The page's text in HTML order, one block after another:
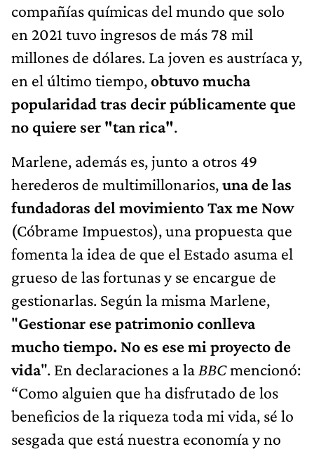
compañías químicas del mundo que solo
en 2021 tuvo ingresos de más 78 mil
millones de dólares. La joven es austríaca y,
en el último tiempo,obtuvo mucha
popularidad tras decir públicamente que
no quiere ser "tan rica".
Marlene, además es, junto a otros 49
herederos de multimillonarios,una de las
fundadoras del movimiento Tax me Now
(Cóbrame Impuestos), una propuesta que
fomenta la idea de que el Estado asuma el
grueso de las fortunas y se encargue de
gestionarlas. Según la misma Marlene,
"Gestionar ese patrimonio conlleva
mucho tiempo. No es ese mi proyecto de
vida". En declaraciones a la BBCmencionó:
“Como alguien que ha disfrutado de los
beneficios de la riqueza toda mi vida, sé lo
sesgada que está nuestra economía y no